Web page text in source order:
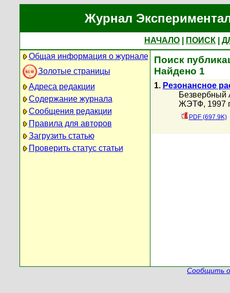
Журнал
НАЧАЛО ПОИСК
Общая информация о журнале
Золотые страницы
Адреса редакции
Содержание журнала
Сообщения редакции
Правила для авторов
Загрузить статью
Проверить статус статьи
Поиск
Найдено 1
1. Резонансное
Безвербный
ЖЭТФ, 1997
PDF (697.9K)
Сообщить о